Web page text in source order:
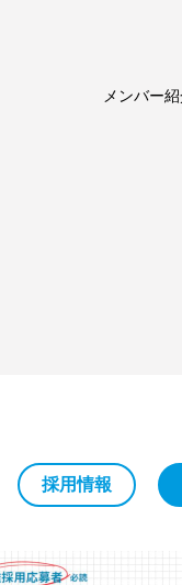
メンバー
採用情報